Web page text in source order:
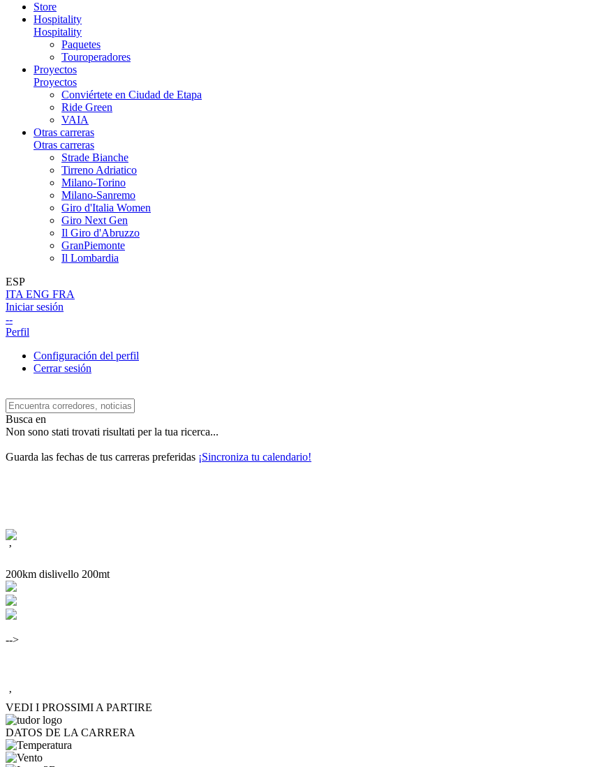
Store
Hospitality
Hospitality
Paquetes
Touroperadores
Proyectos
Proyectos
Conviértete en Ciudad de Etapa
Ride Green
VAIA
Otras carreras
Otras carreras
Strade Bianche
Tirreno Adriatico
Milano-Torino
Milano-Sanremo
Giro d'Italia Women
Giro Next Gen
Il Giro d'Abruzzo
GranPiemonte
Il Lombardia
ESP
ITA ENG FRA
Iniciar sesión
--
Perfil
Configuración del perfil
Cerrar sesión
Busca en
Non sono stati trovati risultati per la tua ricerca...
Guarda las fechas de tus carreras preferidas ¡Sincroniza tu calendario!
’
200km dislivello 200mt
-->
’
VEDI I PROSSIMI A PARTIRE
DATOS DE LA CARRERA